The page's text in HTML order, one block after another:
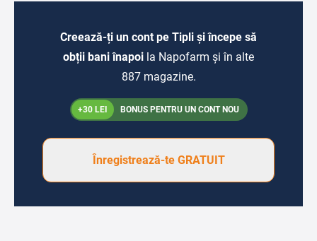
Creează-ți un cont pe Tipli și începe să
obții bani înapoi la Napofarm și în alte
887 magazine.
+30 LEI BONUS PENTRU UN CONT NOU
Înregistrează-te GRATUIT